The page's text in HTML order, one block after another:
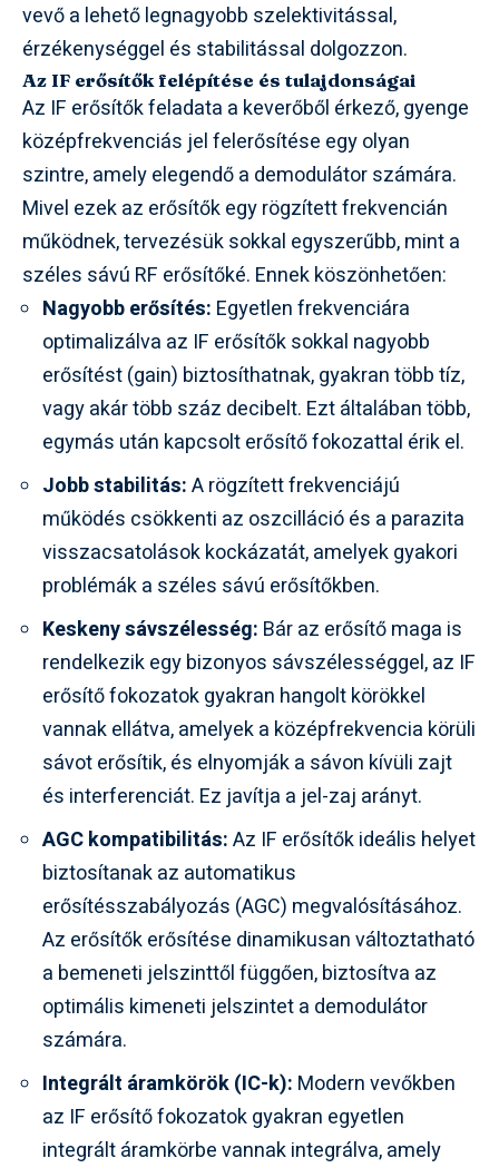
vevő a lehető legnagyobb szelektivitással,
érzékenységgel és stabilitással dolgozzon.
Az IF erősítők felépítése és tulajdonságai
Az IF erősítők feladata a keverőből érkező, gyenge
középfrekvenciás jel felerősítése egy olyan
szintre, amely elegendő a demodulátor számára.
Mivel ezek az erősítők egy rögzített frekvencián
működnek, tervezésük sokkal egyszerűbb, mint a
széles sávú RF erősítőké. Ennek köszönhetően:
Nagyobb erősítés: Egyetlen frekvenciára
optimalizálva az IF erősítők sokkal nagyobb
erősítést (gain) biztosíthatnak, gyakran több tíz,
vagy akár több száz decibelt. Ezt általában több,
egymás után kapcsolt erősítő fokozattal érik el.
Jobb stabilitás:A rögzített frekvenciájú
működés csökkenti az oszcilláció és a parazita
visszacsatolások kockázatát, amelyek gyakori
problémák a széles sávú erősítőkben.
Keskeny sávszélesség: Bár az erősítő maga is
rendelkezik egy bizonyos sávszélességgel, az IF
erősítő fokozatok gyakran hangolt körökkel
vannak ellátva, amelyek a középfrekvencia körüli
sávot erősítik, és elnyomják a sávon kívüli zajt
és interferenciát. Ez javítja a jel-zaj arányt.
AGC kompatibilitás:Az IF erősítők ideális helyet
biztosítanak az automatikus
erősítésszabályozás (AGC) megvalósításához.
Az erősítők erősítése dinamikusan változtatható
a bemeneti jelszinttől függően, biztosítva az
optimális kimeneti jelszintet a demodulátor
számára.
Integrált áramkörök (IC-k): Modern vevőkben
az IF erősítő fokozatok gyakran egyetlen
integrált áramkörbe vannak integrálva, amely